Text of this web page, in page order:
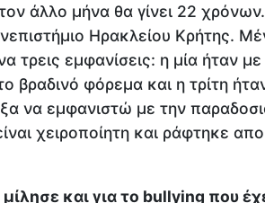
άλλο μήνα θα γίνει 22 χρόνων.
Ηρακλείου Κρήτης.
τρεις εμφανίσεις: η μία ήταν
βραδινό φόρεμα και η τρίτη
να εμφανιστώ με την
χειροποίητη και ράφτηκε
και για το bullying που